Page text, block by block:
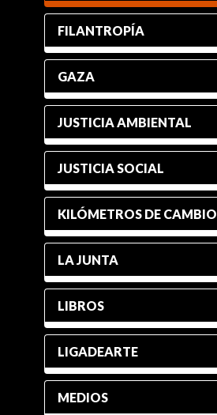
FILANTROPÍA
GAZA
JUSTICIA AMBIENTAL
JUSTICIA SOCIAL
KILÓMETROS DE CAMBIO
LA JUNTA
LIBROS
LIGADEARTE
MEDIOS